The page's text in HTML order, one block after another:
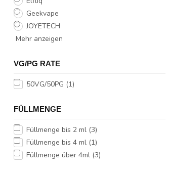
Geekvape
JOYETECH
Mehr anzeigen
VG/PG RATE
50VG/50PG (1)
FÜLLMENGE
Füllmenge bis 2 ml (3)
Füllmenge bis 4 ml (1)
Füllmenge über 4ml (3)